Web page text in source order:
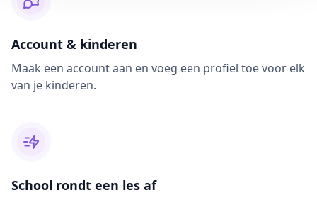
Account & kinderen
Maak een account aan en voeg een profiel toe voor elk
van je kinderen.
School rondt een les af